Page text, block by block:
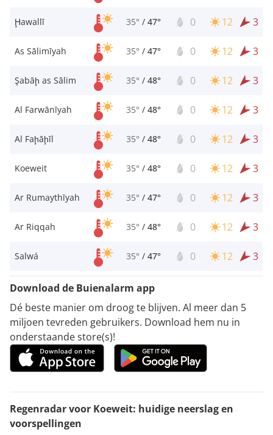
Ḩawallī 35° / 47° 0 12 3
As Sālimīyah 35° / 47° 0 12 3
Şabāḩ as Sālim 35° / 48° 0 12 3
Al Farwānīyah 35° / 48° 0 12 3
Al Faḩāḩīl 35° / 48° 0 12 3
Koeweit 35° / 48° 0 12 3
Ar Rumaythīyah 35° / 47° 0 12 3
Ar Riqqah 35° / 48° 0 12 3
Salwá 35° / 47° 0 12 3
Download de Buienalarm app
Dé beste manier om droog te blijven. Al meer dan 5
miljoen tevreden gebruikers. Download hem nu in
onderstaande store(s)!
Regenradar voor Koeweit: huidige neerslag en
voorspellingen